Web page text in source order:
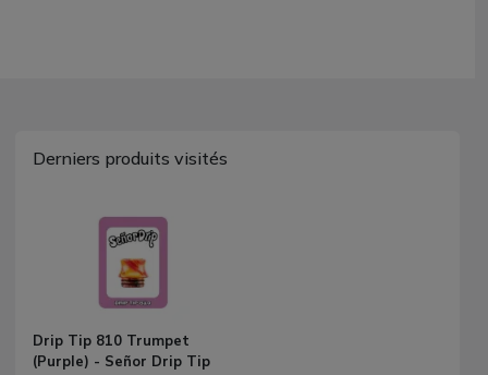
Derniers produits visités
Drip Tip 810 Trumpet
(Purple) - Señor Drip Tip